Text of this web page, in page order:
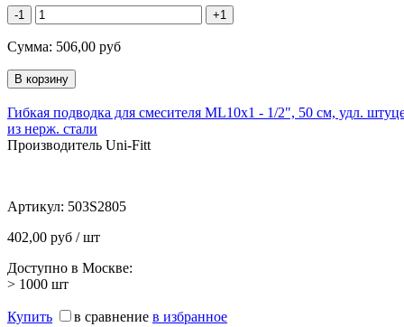
-1 +1
Сумма: 506,00 руб
Гибкая подводка для смесителя МL10х1 - 1/2", 50 см, удл.
из нерж. стали
Производитель Uni-Fitt
Артикул: 503S2805
402,00 руб / шт
Доступно в Москве:
> 1000 шт
Купить в сравнение в избранное